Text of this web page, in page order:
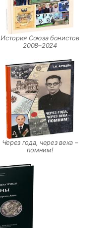
История Союза бонистов
2008–2024
Через года, через века –
помним!